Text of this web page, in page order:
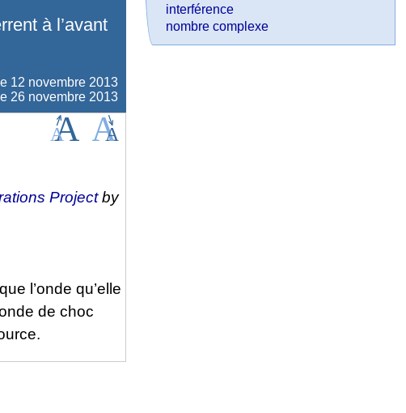
à l’avant
12 novembre 2013
26 novembre 2013
Projectby
l’onde qu’elle
de choc
interférence
nombre complexe